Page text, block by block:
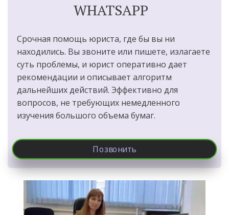
WHATSAPP
Срочная помощь юриста, где бы вы ни
находились. Вы звоните или пишете, излагаете
суть проблемы, и юрист оперативно дает
рекомендации и описывает алгоритм
дальнейших действий. Эффективно для
вопросов, не требующих немедленного
изучения большого объема бумаг.
Позвонить